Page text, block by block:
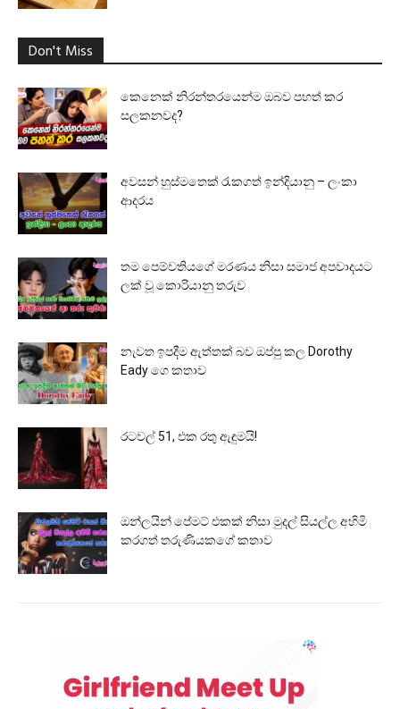
Don't Miss
කෙනෙක් නිරන්තරයෙන්ම ඔබව පහත් කර
සලකනවද?
අවසන් හුස්මතෙක් රැකගත් ඉන්දියානු – ලංකා
ආදරය
තම පෙම්වතියගේ මරණය නිසා සමාජ අපවාදයට
ලක් වූ කොරියානු තරුව
නැවත ඉපදීම ඇත්තක් බව ඔප්පු කල Dorothy
Eady ගෙ කතාව
රටවල් 51, එක රතු ඇඳුමයි!
ඔන්ලයින් පේමට් එකක් නිසා මුදල් සියල්ල අහිමි
කරගත් තරුණියකගේ කතාව